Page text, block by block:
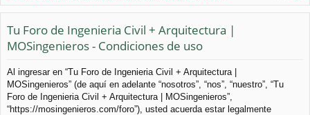
es
rá
pi
d
os
ifi
ra
Tu Foro de Ingenieria Civil + Arquitectura |
MOSingenieros - Condiciones de uso
Al ingresar en “Tu Foro de Ingenieria Civil + Arquitectura |
MOSingenieros” (de aquí en adelante “nosotros”, “nos”, “nuestro”, “Tu
Foro de Ingenieria Civil + Arquitectura | MOSingenieros”,
“https://mosingenieros.com/foro”), usted acuerda estar legalmente